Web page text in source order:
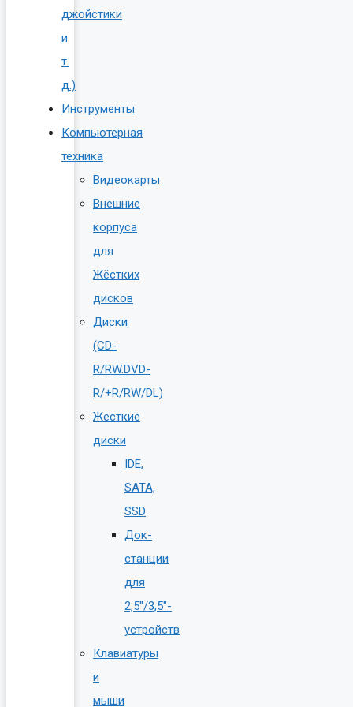
джойстики
и
т.
д.)
Инструменты
Компьютерная
техника
Видеокарты
Внешние
корпуса
для
Жёстких
дисков
Диски
(CD-
R/RW.DVD-
R/+R/RW/DL)
Жесткие
диски
IDE,
SATA,
SSD
Док-
станции
для
2,5″/3,5″-
устройств
Клавиатуры
и
мыши